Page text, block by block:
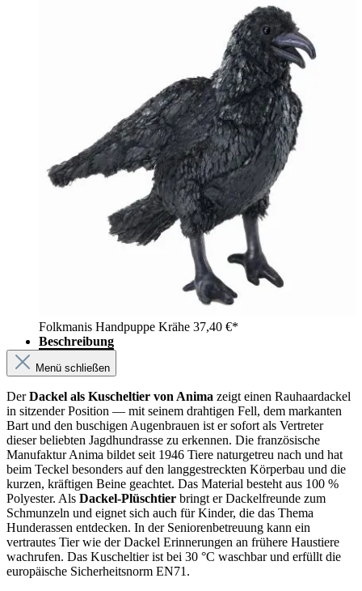
Folkmanis Handpuppe Krähe 37,40 €*
Beschreibung
Menü schließen
DerDackel als Kuscheltier von Anima zeigt einen Rauhaardackel
in sitzender Position — mit seinem drahtigen Fell, dem markanten
Bart und den buschigen Augenbrauen ist er sofort als Vertreter
dieser beliebten Jagdhundrasse zu erkennen. Die französische
Manufaktur Anima bildet seit 1946 Tiere naturgetreu nach und hat
beim Teckel besonders auf den langgestreckten Körperbau und die
kurzen, kräftigen Beine geachtet. Das Material besteht aus 100 %
Polyester. Als Dackel-Plüschtier bringt er Dackelfreunde zum
Schmunzeln und eignet sich auch für Kinder, die das Thema
Hunderassen entdecken. In der Seniorenbetreuung kann ein
vertrautes Tier wie der Dackel Erinnerungen an frühere Haustiere
wachrufen. Das Kuscheltier ist bei 30 °C waschbar und erfüllt die
europäische Sicherheitsnorm EN71.